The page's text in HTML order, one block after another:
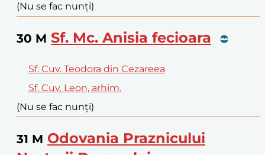
(Nu se fac nunți)
30 M Sf. Mc. Anisia fecioara
Sf. Cuv. Teodora din Cezareea
Sf. Cuv. Leon, arhim.
(Nu se fac nunți)
31 M Odovania Praznicului